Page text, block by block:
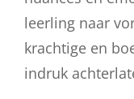
leerling naar
krachtige en
indruk